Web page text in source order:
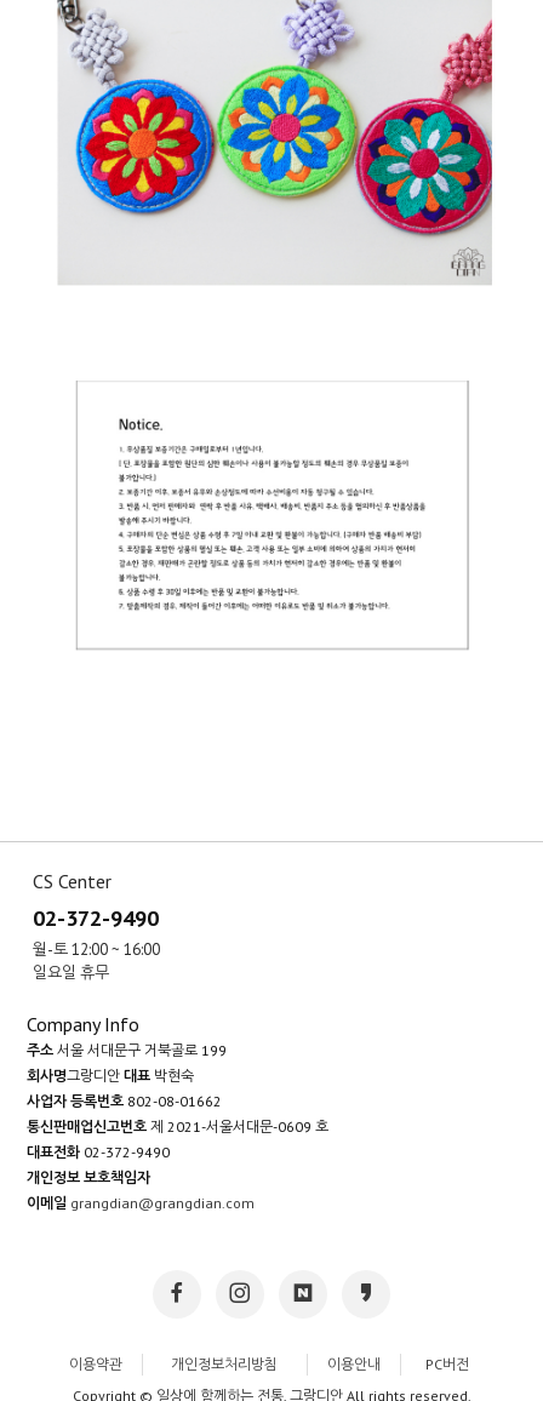
CS Center
02-372-9490
월-토 12:00 ~ 16:00
일요일 휴무
Company Info
주소 서울 서대문구 거북골로 199
회사명그랑디안대표 박현숙
사업자 등록번호 802-08-01662
통신판매업신고번호 제 2021-서울서대문-0609 호
대표전화 02-372-9490
개인정보 보호책임자
이메일 grangdian@grangdian.com
이용약관 개인정보처리방침 이용안내
PC버전
Copyright © 일상에 함께하는 전통, 그랑디안 All rights reserved.